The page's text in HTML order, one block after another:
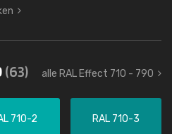
(63) alle RAL Effect 710 - 790
710-2 RAL 710-3